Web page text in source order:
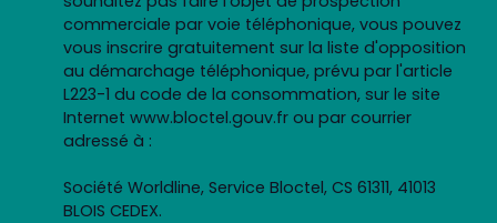
commerciale par voie téléphonique, vous pouvez
vous inscrire gratuitement sur la liste d'opposition
au démarchage téléphonique, prévu par l'article
L223-1 du code de la consommation, sur le site
Internet www.bloctel.gouv.fr ou par courrier
adressé à :
Société Worldline, Service Bloctel, CS 61311, 41013
BLOIS CEDEX.